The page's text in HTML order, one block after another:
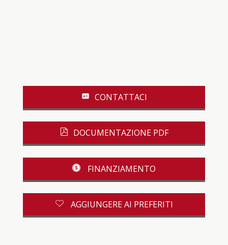
CONTATTACI
DOCUMENTAZIONE PDF
FINANZIAMENTO
AGGIUNGERE AI PREFERITI